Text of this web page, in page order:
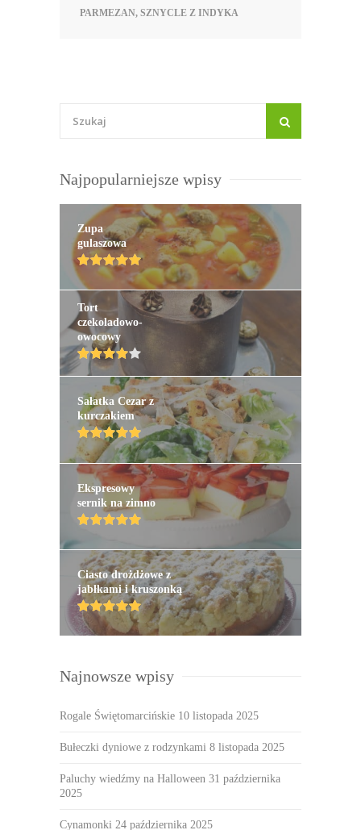
PARMEZAN, SZNYCLE Z INDYKA
Najpopularniejsze wpisy
Zupa
gulaszowa
Tort
czekoladowo-
owocowy
Sałatka Cezar z
kurczakiem
Ekspresowy
sernik na zimno
Ciasto drożdżowe z
jabłkami i kruszonką
Najnowsze wpisy
Rogale Świętomarcińskie 10 listopada 2025
Bułeczki dyniowe z rodzynkami 8 listopada 2025
Paluchy wiedźmy na Halloween 31 października
2025
Cynamonki 24 października 2025